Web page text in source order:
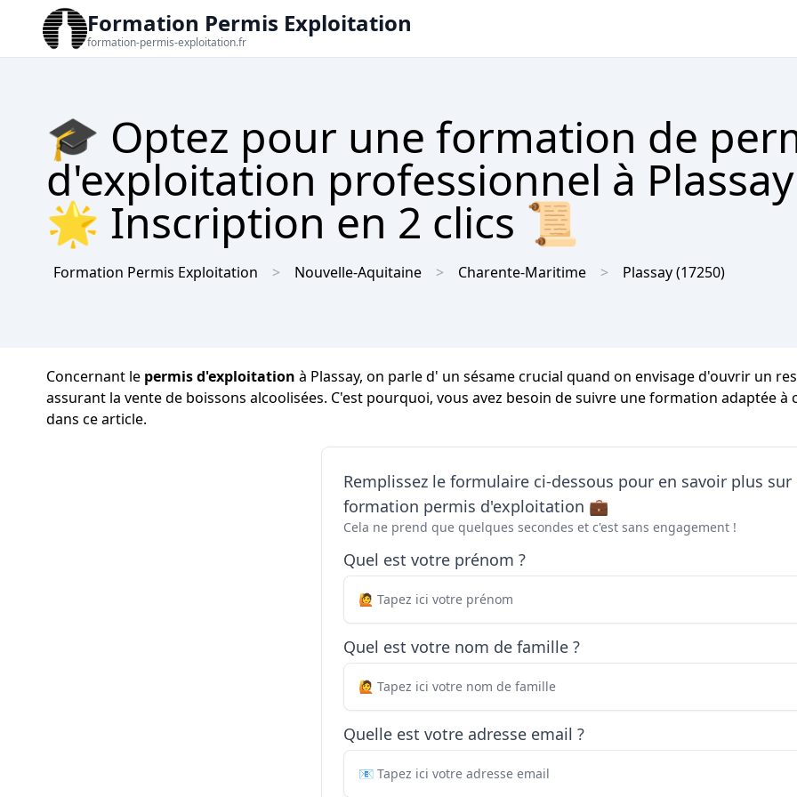
Formation Permis Exploitation
formation-permis-exploitation.fr
🎓 Optez pour une formation de
d'exploitation professionnel à
🌟 Inscription en 2 clics 📜
Formation Permis Exploitation Nouvelle-Aquitaine Charente-Maritime Plassay(17250)
Concernant le permis d'exploitation à Plassay, on parle d' un sésame crucial quand on envisage d'ouvrir un
assurant la vente de boissons alcoolisées. C'est pourquoi, vous avez besoin de suivre une formation adaptée
dans ce article.
Remplissez le formulaire ci-dessous pour en savoir plus sur
formation permis d'exploitation 💼
Cela ne prend que quelques secondes et c'est sans engagement !
Quel est votre prénom ?
Quel est votre nom de famille ?
Quelle est votre adresse email ?